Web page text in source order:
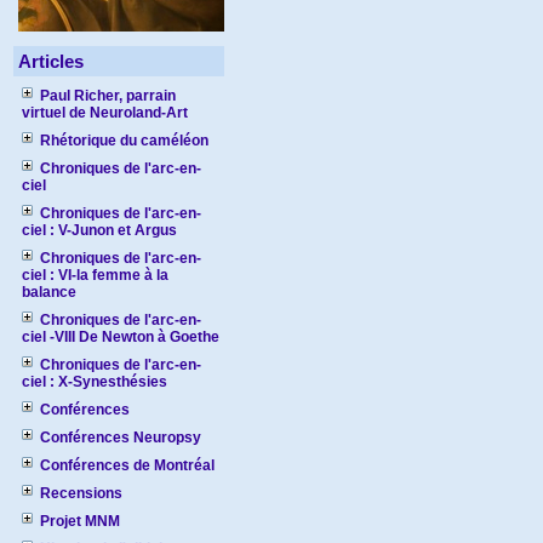
Articles
Paul Richer, parrain
virtuel de Neuroland-Art
Rhétorique du caméléon
Chroniques de l'arc-en-
ciel
Chroniques de l'arc-en-
ciel : V-Junon et Argus
Chroniques de l'arc-en-
ciel : VI-la femme à la
balance
Chroniques de l'arc-en-
ciel -VIII De Newton à Goethe
Chroniques de l'arc-en-
ciel : X-Synesthésies
Conférences
Conférences Neuropsy
Conférences de Montréal
Recensions
Projet MNM